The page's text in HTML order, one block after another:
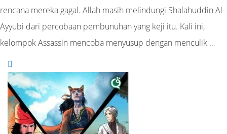
rencana mereka gagal. Allah masih melindungi Shalahuddin Al-
Ayyubi dari percobaan pembunuhan yang keji itu. Kali ini,
kelompok Assassin mencoba menyusup dengan menculik …